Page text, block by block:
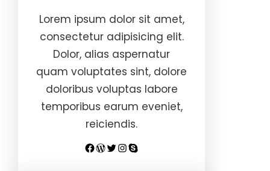
Lorem ipsum dolor sit amet,
consectetur adipisicing elit.
Dolor, alias aspernatur
quam voluptates sint, dolore
doloribus voluptas labore
temporibus earum eveniet,
reiciendis.
Facebook WordPress Twitter InstagramSkype